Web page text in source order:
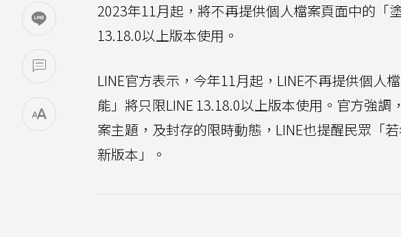
2023年11月起，將不再提供個人檔案頁面中的「
13.18.0以上版本使用。
LINE官方表示，今年11月起，LINE不再提供個人
能」將只限LINE 13.18.0以上版本使用。官方強
案主題，及封存的限時動態，LINE也提醒民眾「
新版本」。